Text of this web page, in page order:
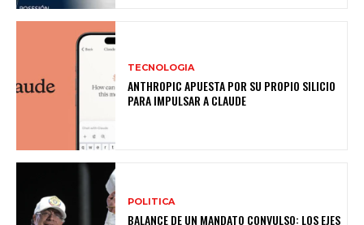
TECNOLOGIA
ANTHROPIC APUESTA POR SU PROPIO SILICIO
PARA IMPULSAR A CLAUDE
POLITICA
BALANCE DE UN MANDATO CONVULSO: LOS EJES